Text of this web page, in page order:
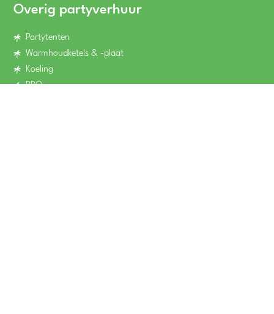
Overig partyverhuur
Partytenten
Warmhoudketels & -plaat
Koeling
BBQ